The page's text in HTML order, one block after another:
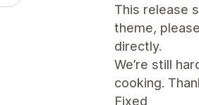
This release
theme,
directly.
We’re still
cooking.
Fixed